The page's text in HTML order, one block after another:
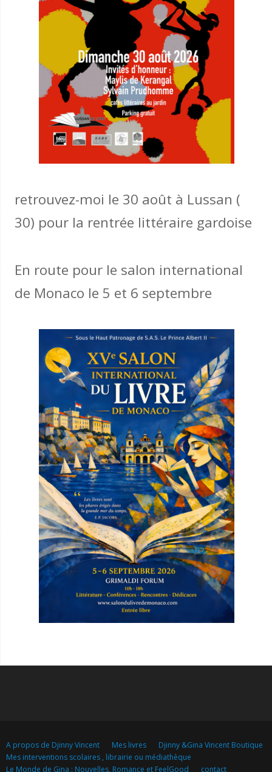
retrouvez-moi le 30 août à Lussan (
30) pour la rentrée littéraire gardoise
En route pour le salon international
de Monaco le 5 et 6 septembre
A propos de Djinny Vincent Mes livres
Djinny &Gina Vincent Boutique
Mes interventions scolaires , librairie ou médiathèque
Le Monde de Gina : Nouvelles, Romance et FeelGood
contact